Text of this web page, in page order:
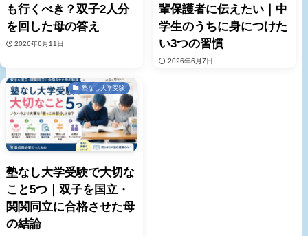
も行くべき？双子2人分
を回した母の答え
2026年6月11日
輩保護者に伝えたい｜中
学生のうちに身につけた
い3つの習慣
2026年6月7日
塾なし大学受験
塾なし大学受験で大切な
こと5つ｜双子を国立・
関関同立に合格させた母
の結論